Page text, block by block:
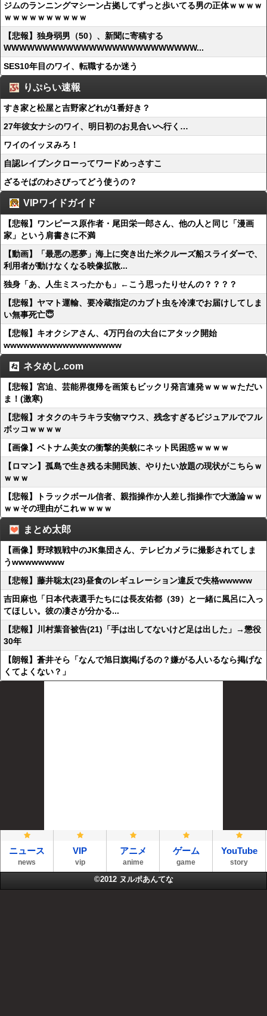
ジムのランニングマシーン占拠してずっと歩いてる男の正体ｗｗｗｗ
ｗｗｗｗｗｗｗｗｗｗ
【悲報】独身弱男（50）、新聞に寄稿する
WWWWWWWWWWWWWWWWWWWWWWWWW...
SES10年目のワイ、転職するか迷う
りぷらい速報
すき家と松屋と吉野家どれが1番好き？
27年彼女ナシのワイ、明日初のお見合いへ行く…
ワイのイッヌみろ！
自認レイブンクローってワードめっさすこ
ざるそばのわさびってどう使うの？
VIPワイドガイド
【悲報】ワンピース原作者・尾田栄一郎さん、他の人と同じ「漫画
家」という肩書きに不満
【動画】「最悪の悪夢」海上に突き出た米クルーズ船スライダーで、
利用者が動けなくなる映像拡散...
独身「あ、人生ミスったかも」←こう思ったりせんの？？？？
【悲報】ヤマト運輸、要冷蔵指定のカブト虫を冷凍でお届けしてしま
い無事死亡😇
【悲報】キオクシアさん、4万円台の大台にアタック開始
wwwwwwwwwwwwwwwwww
ネタめし.com
【悲報】宮迫、芸能界復帰を画策もビックリ発言連発ｗｗｗｗただい
ま！(激寒)
【悲報】オタクのキラキラ安物マウス、残念すぎるビジュアルでフル
ボッコｗｗｗｗ
【画像】ベトナム美女の衝撃的美貌にネット民困惑ｗｗｗｗ
【ロマン】孤島で生き残る未開民族、やりたい放題の現状がこちらｗ
ｗｗｗ
【悲報】トラックボール信者、親指操作か人差し指操作で大激論ｗｗ
ｗｗその理由がこれｗｗｗｗ
まとめ太郎
【画像】野球観戦中のJK集団さん、テレビカメラに撮影されてしま
うwwwwwwww
【悲報】藤井聡太(23)昼食のレギュレーション違反で失格wwwww
吉田麻也「日本代表選手たちには長友佑都（39）と一緒に風呂に入っ
てほしい。彼の凄さが分かる...
【悲報】川村葉音被告(21)「手は出してないけど足は出した」→懲役
30年
【朗報】蒼井そら「なんで旭日旗掲げるの？嫌がる人いるなら掲げな
くてよくない？」
ニュース
news
VIP
vip
アニメ
anime
ゲーム
game
YouTube
story
©2012 ヌルポあんてな